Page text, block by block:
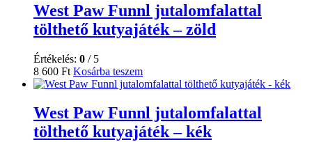
West Paw Funnl jutalomfalattal
tölthető kutyajáték – zöld
Értékelés: 0 / 5
8 600 Ft Kosárba teszem
West Paw Funnl jutalomfalattal
tölthető kutyajáték – kék